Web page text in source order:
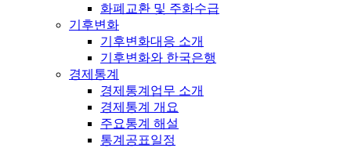
화폐교환 및 주화수급
기후변화
기후변화대응 소개
기후변화와 한국은행
경제통계
경제통계업무 소개
경제통계 개요
주요통계 해설
통계공표일정